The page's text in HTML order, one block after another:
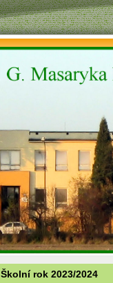
Školní rok 2023/2024